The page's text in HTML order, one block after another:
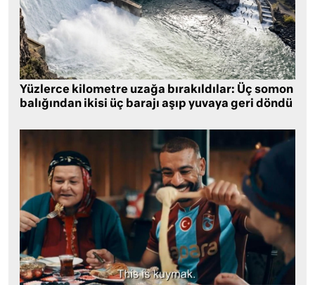
Yüzlerce kilometre uzağa bırakıldılar: Üç somon
balığından ikisi üç barajı aşıp yuvaya geri döndü